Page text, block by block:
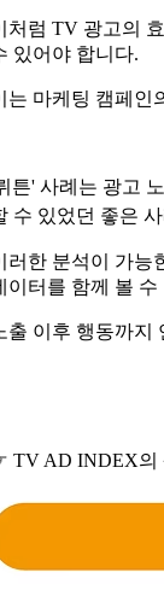
처럼 TV 광고의
있어야 합니다.
는 마케팅 캠페인
튼' 사례는 광고
수 있었던 좋은
러한 분석이 가능
이터를 함께 볼
출 이후 행동까지
TV AD INDEX의